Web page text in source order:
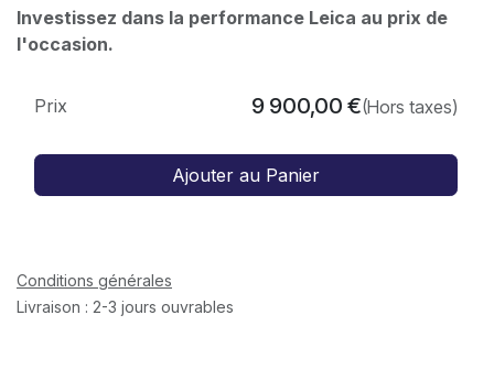
Investissez dans la performance Leica au prix de
l'occasion.
Ajouter au Panier
Prix 9 900,00 €(Hors taxes)
Conditions générales
Livraison : 2-3 jours ouvrables